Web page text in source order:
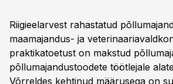
Riigieelarvest rahastatud
maamajandus- ja
praktikatoetust on makstud
põllumajandustoodete töötlejale
Võrreldes kehtinud määrusega on